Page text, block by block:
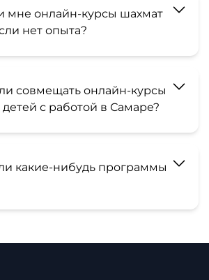
мне онлайн-курсы шахмат
нет опыта?
совмещать онлайн-курсы
с работой в Самаре?
какие-нибудь программы